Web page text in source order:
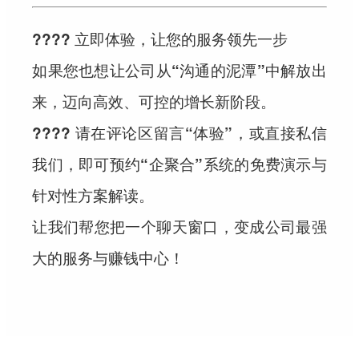
???? 立即体验，让您的服务领先一步
如果您也想让公司从“沟通的泥潭”中解放出
来，迈向高效、可控的增长新阶段。
???? 请在评论区留言“体验”，或直接私信
我们，即可预约“企聚合”系统的免费演示与
针对性方案解读。
让我们帮您把一个聊天窗口，变成公司最强
大的服务与赚钱中心！